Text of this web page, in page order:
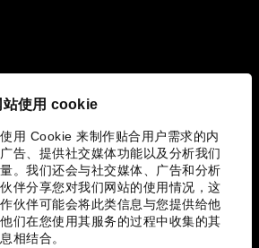
站使用 cookie
用 Cookie 来制作贴合用户需求的内
告、提供社交媒体功能以及分析我们
。我们还会与社交媒体、广告和分析
伴分享您对我们网站的使用情况，这
伙伴可能会将此类信息与您提供给他
们在您使用其服务的过程中收集的其
相结合。